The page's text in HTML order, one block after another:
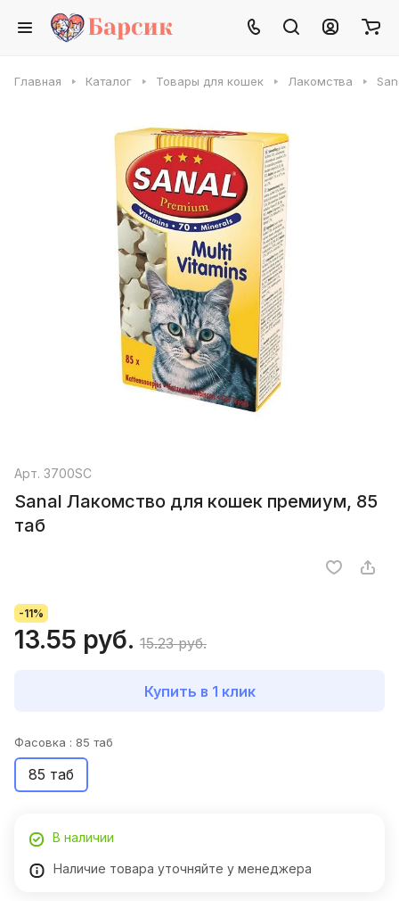
Главная Каталог Товары для кошек Лакомства
Арт. 3700SC
Sanal Лакомство для кошек премиум, 85
таб
-11%
13.55 руб. 15.23 руб.
Купить в 1 клик
Фасовка : 85 таб
85 таб
В наличии
Наличие товара уточняйте у менеджера